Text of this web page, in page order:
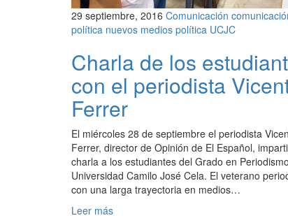
29 septiembre, 2016 Comunicación
política nuevos medios política UCJC
Charla de los
con el periodista
Ferrer
El miércoles 28 de septiembre el periodista
Ferrer, director de Opinión de El Español,
charla a los estudiantes del Grado en
Universidad Camilo José Cela. El veterano
con una larga trayectoria en medios…
Leer más